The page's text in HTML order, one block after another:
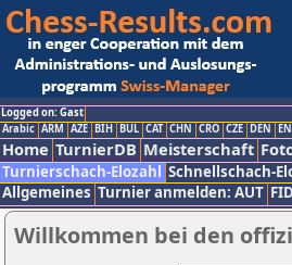
Logged on: Gast
Arabic ARM AZE BIH BUL CAT CHN CRO CZE DEN
Home TurnierDB Meisterschaft
Turnierschach-Elozahl Schnellschach-
Allgemeines Turnier anmelden: AUT
Willkommen bei den